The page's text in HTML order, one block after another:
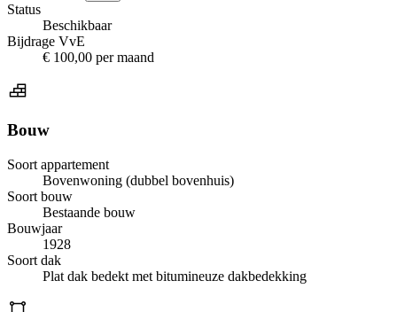
Status
Beschikbaar
Bijdrage VvE
€ 100,00 per maand
Bouw
Soort appartement
Bovenwoning (dubbel bovenhuis)
Soort bouw
Bestaande bouw
Bouwjaar
1928
Soort dak
Plat dak bedekt met bitumineuze dakbedekking